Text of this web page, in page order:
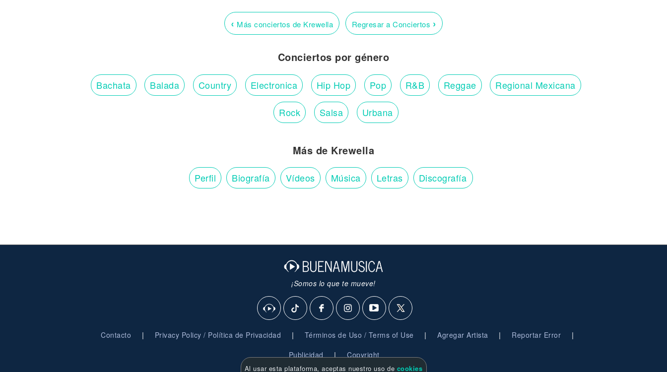
‹ Más conciertos de Krewella Regresar a Conciertos ›
Conciertos por género
Bachata Balada Country Electronica Hip Hop Pop R&B Reggae Regional Mexicana
Rock Salsa Urbana
Más de Krewella
Perfil Biografía Vídeos Música Letras Discografía
¡Somos lo que te mueve!
Contacto | Privacy Policy / Política de Privacidad | Términos de Uso / Terms of Use | Agregar Artista | Reportar Error |
Publicidad | Copyright
Al usar esta plataforma, aceptas nuestro uso de cookies